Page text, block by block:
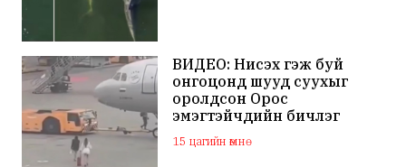
ВИДЕО: Нисэх гэж буй
онгоцонд шууд суухыг
оролдсон Орос
эмэгтэйчүүдийн бичлэг
дэлхий нийтийн
анхааралд оров
15 цагийн өмнө